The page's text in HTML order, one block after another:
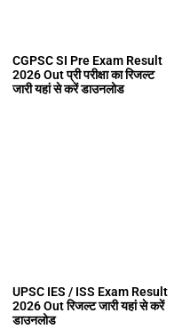
CGPSC SI Pre Exam Result
2026 Out प्री परीक्षा का रिजल्ट
जारी यहां से करें डाउनलोड
UPSC IES / ISS Exam Result
2026 Out रिजल्ट जारी यहां से करें
डाउनलोड